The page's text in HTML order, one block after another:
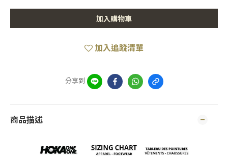
加入購物車
加入追蹤清單
分享到
商品描述